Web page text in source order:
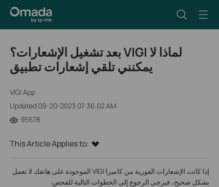
بعد تشغيل الإشعارات؟ VIGI لماذا لا
يمكنني تلقي إشعارات تطبيق
VIGI App
Updated 09-20-2023 07:36:02 AM
95578
This Article Applies to:
إذا كانت الإشعارات الفورية من كاميرا VIGI الموجودة على هاتفك لا تعمل
بشكل صحيح، فيرجى الرجوع إلى الخطوات التالية للفحص: